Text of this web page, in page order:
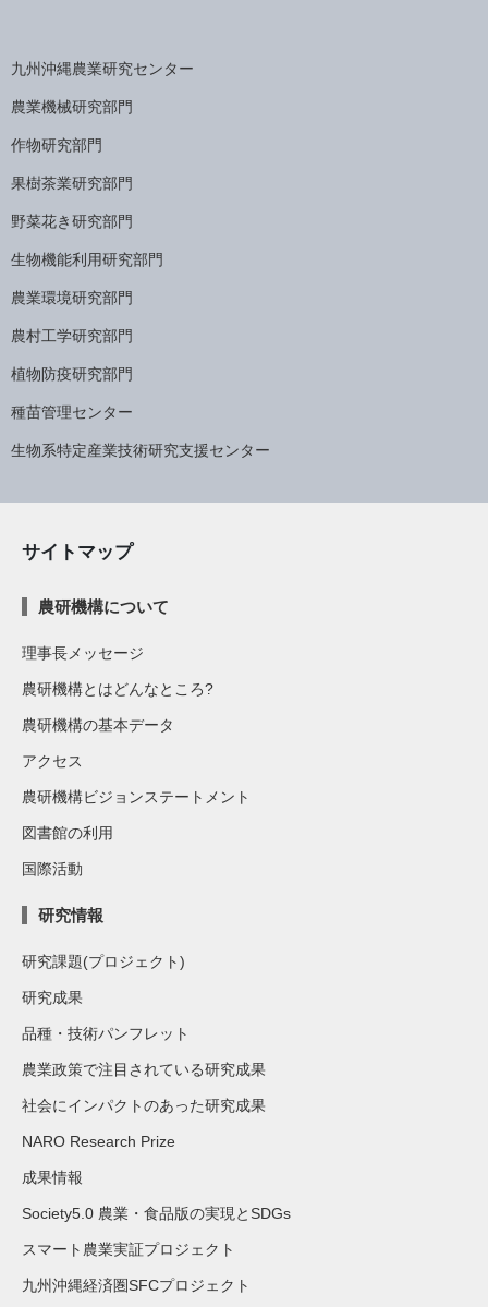
九州沖縄農業研究センター
農業機械研究部門
作物研究部門
果樹茶業研究部門
野菜花き研究部門
生物機能利用研究部門
農業環境研究部門
農村工学研究部門
植物防疫研究部門
種苗管理センター
生物系特定産業技術研究支援センター
サイトマップ
農研機構について
理事長メッセージ
農研機構とはどんなところ?
農研機構の基本データ
アクセス
農研機構ビジョンステートメント
図書館の利用
国際活動
研究情報
研究課題(プロジェクト)
研究成果
品種・技術パンフレット
農業政策で注目されている研究成果
社会にインパクトのあった研究成果
NARO Research Prize
成果情報
Society5.0 農業・食品版の実現とSDGs
スマート農業実証プロジェクト
九州沖縄経済圏SFCプロジェクト